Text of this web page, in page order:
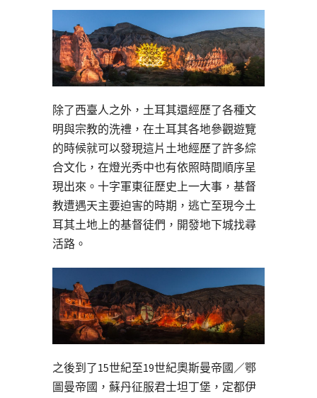
除了西臺人之外，土耳其還經歷了各種文
明與宗教的洗禮，在土耳其各地參觀遊覽
的時候就可以發現這片土地經歷了許多綜
合文化，在燈光秀中也有依照時間順序呈
現出來。十字軍東征歷史上一大事，基督
教遭遇天主要迫害的時期，逃亡至現今土
耳其土地上的基督徒們，開發地下城找尋
活路。
之後到了15世紀至19世紀奧斯曼帝國／鄂
圖曼帝國，蘇丹征服君士坦丁堡，定都伊